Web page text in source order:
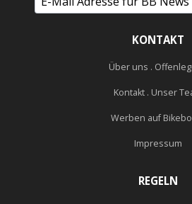
KONTAKT
Über uns .
Kontakt . Unser
Werben auf
Impressum
REGELN